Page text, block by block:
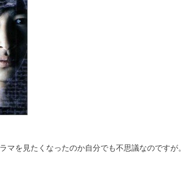
マを見たくなったのか自分でも不思議なのですが。